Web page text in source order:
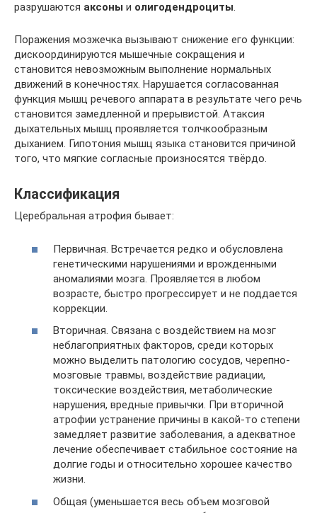
разрушаются аксоны и олигодендроциты.
Поражения мозжечка вызывают снижение его функции:
дискоординируются мышечные сокращения и
становится невозможным выполнение нормальных
движений в конечностях. Нарушается согласованная
функция мышц речевого аппарата в результате чего речь
становится замедленной и прерывистой. Атаксия
дыхательных мышц проявляется толчкообразным
дыханием. Гипотония мышц языка становится причиной
того, что мягкие согласные произносятся твёрдо.
Классификация
Церебральная атрофия бывает:
Первичная. Встречается редко и обусловлена
генетическими нарушениями и врожденными
аномалиями мозга. Проявляется в любом
возрасте, быстро прогрессирует и не поддается
коррекции.
Вторичная. Связана с воздействием на мозг
неблагоприятных факторов, среди которых
можно выделить патологию сосудов, черепно-
мозговые травмы, воздействие радиации,
токсические воздействия, метаболические
нарушения, вредные привычки. При вторичной
атрофии устранение причины в какой-то степени
замедляет развитие заболевания, а адекватное
лечение обеспечивает стабильное состояние на
долгие годы и относительно хорошее качество
жизни.
Общая (уменьшается весь объем мозговой